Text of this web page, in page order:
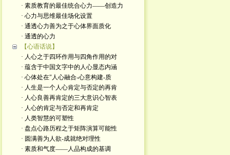
· 素质教育的最佳统合心力——创造力
· 心力与思维最佳场化设置
· 通透心力善为之于心体界面质化
· 通透的心力
【心语话说】
· 人心之于四环作用与四角作用的对
· 蕴含于中国文字中的人心显态内涵
· 心体处在"人心融合-心意构建-质
· 人生是一个人心肯定与否定的再肯
· 人心良善再肯定的三大意识心智表
· 人心的肯定与否定和再肯定
· 人类智慧的可塑性
· 盘点心路历程之于矩阵演算可能性
· 圆满善为人欲-成就绝对理性
· 素质和气度——人品构成的基调